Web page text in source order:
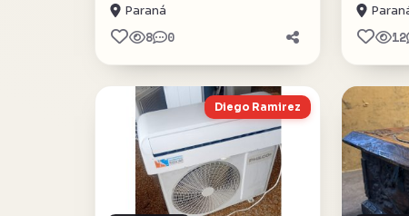
Paraná
8 0 12
Diego Ramirez